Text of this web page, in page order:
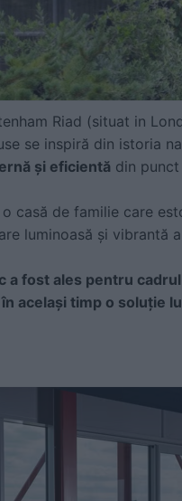
Riad (situat in
se inspiră din istoria
și eficientă din
casă de familie care
luminoasă și vibrantă
a fost ales pentru
același timp o soluție